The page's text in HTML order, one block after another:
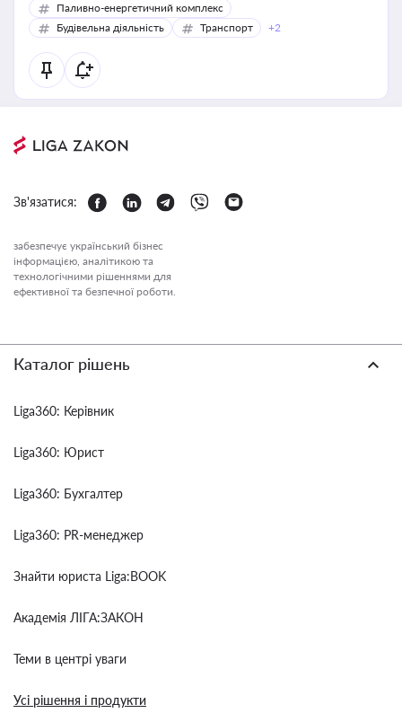
Паливно-енергетичний комплекс
Будівельна діяльність
Транспорт +2
Зв'язатися:
забезпечує український бізнес
інформацією, аналітикою та
технологічними рішеннями для
ефективної та безпечної роботи.
Каталог рішень
Liga360: Керівник
Liga360: Юрист
Liga360: Бухгалтер
Liga360: PR-менеджер
Знайти юриста Liga:BOOK
Академія ЛІГА:ЗАКОН
Теми в центрі уваги
Усі рішення і продукти